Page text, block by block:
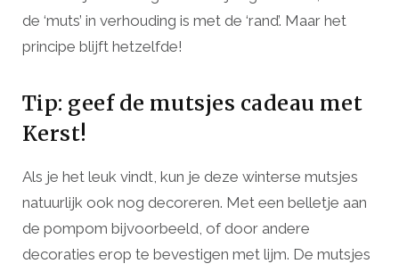
de ‘muts’ in verhouding is met de ‘rand’. Maar het
principe blijft hetzelfde!
Tip: geef de mutsjes cadeau met
Kerst!
Als je het leuk vindt, kun je deze winterse mutsjes
natuurlijk ook nog decoreren. Met een belletje aan
de pompom bijvoorbeeld, of door andere
decoraties erop te bevestigen met lijm. De mutsjes